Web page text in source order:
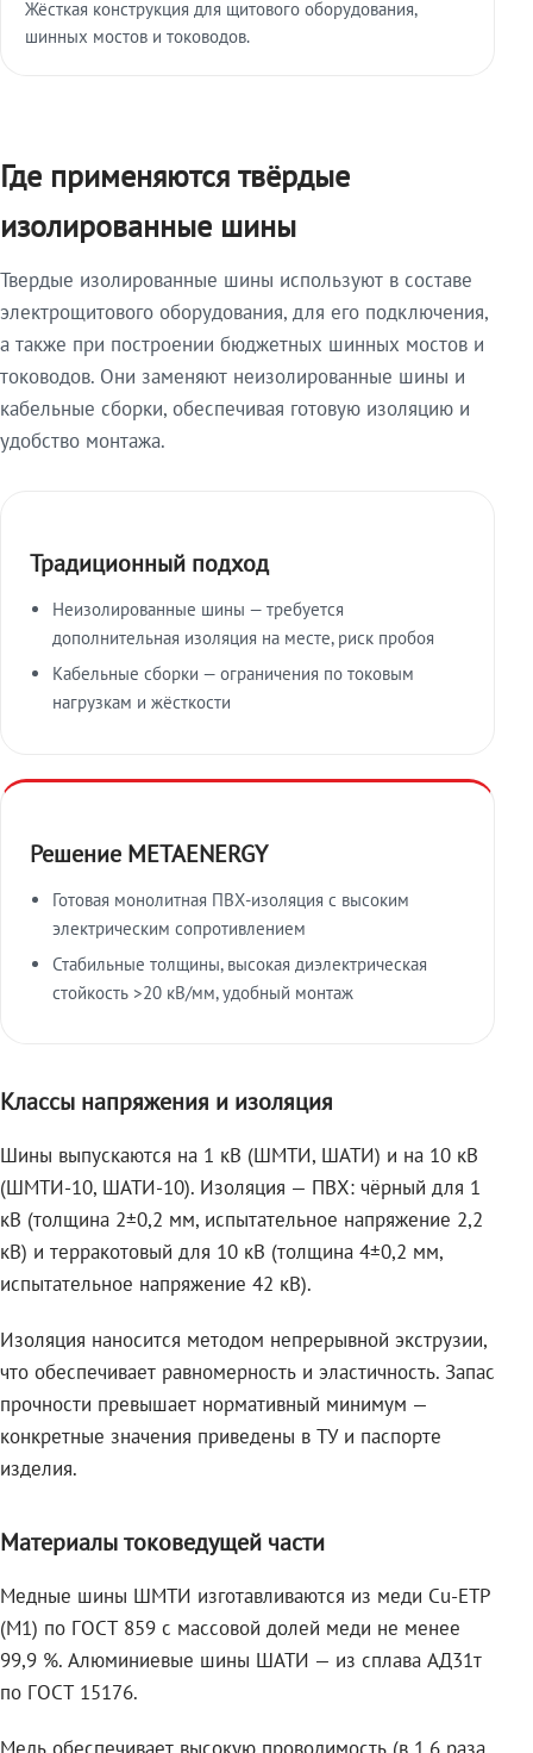
Жёсткая конструкция для щитового оборудования,
шинных мостов и тоководов.
Где применяются твёрдые
изолированные шины
Твердые изолированные шины используют в составе
электрощитового оборудования, для его подключения,
а также при построении бюджетных шинных мостов и
тоководов. Они заменяют неизолированные шины и
кабельные сборки, обеспечивая готовую изоляцию и
удобство монтажа.
Традиционный подход
Неизолированные шины — требуется
дополнительная изоляция на месте, риск пробоя
Кабельные сборки — ограничения по токовым
нагрузкам и жёсткости
Решение METAENERGY
Готовая монолитная ПВХ-изоляция с высоким
электрическим сопротивлением
Стабильные толщины, высокая диэлектрическая
стойкость >20 кВ/мм, удобный монтаж
Классы напряжения и изоляция
Шины выпускаются на 1 кВ (ШМТИ, ШАТИ) и на 10 кВ
(ШМТИ-10, ШАТИ-10). Изоляция — ПВХ: чёрный для 1
кВ (толщина 2±0,2 мм, испытательное напряжение 2,2
кВ) и терракотовый для 10 кВ (толщина 4±0,2 мм,
испытательное напряжение 42 кВ).
Изоляция наносится методом непрерывной экструзии,
что обеспечивает равномерность и эластичность. Запас
прочности превышает нормативный минимум —
конкретные значения приведены в ТУ и паспорте
изделия.
Материалы токоведущей части
Медные шины ШМТИ изготавливаются из меди Cu-ETP
(M1) по ГОСТ 859 с массовой долей меди не менее
99,9 %. Алюминиевые шины ШАТИ — из сплава АД31т
по ГОСТ 15176.